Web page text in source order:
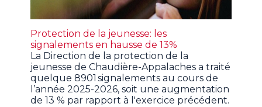
Protection de la jeunesse: les
signalements en hausse de 13%
La Direction de la protection de la
jeunesse de Chaudière-Appalaches a traité
quelque 8901 signalements au cours de
l’année 2025-2026, soit une augmentation
de 13 % par rapport à l'exercice précédent.